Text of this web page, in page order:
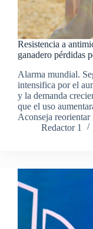
Resistencia a
ganadero pérdidas
Alarma mundial.
intensifica por el
y la demanda
que el uso
Aconseja
Redactor 1